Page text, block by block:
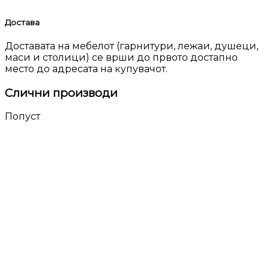
Достава
Доставата на мебелот (гарнитури, лежаи, душеци,
маси и столици) се врши до првото достапно
место до адресата на купувачот.
Слични производи
Попуст